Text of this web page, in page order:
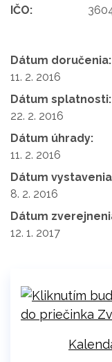
IČO:
Dátum doručenia:
11. 2. 2016
Dátum splatnosti:
22. 2. 2016
Dátum úhrady:
11. 2. 2016
Dátum
8. 2. 2016
Dátum
12. 1. 2017